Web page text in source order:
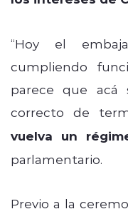
“Hoy el
cumpliendo
parece que acá
correcto de
vuelva un
parlamentario.
Previo a la